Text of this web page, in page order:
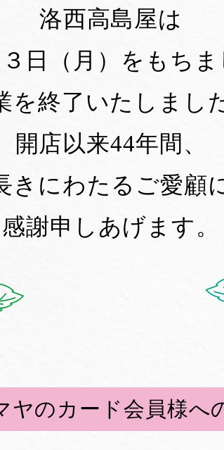
洛西高島屋は
３日（月）をもち
を終了いたしまし
開店以来44年間、
きにわたるご愛顧
感謝申しあげます。
ヤのカード会員様へ